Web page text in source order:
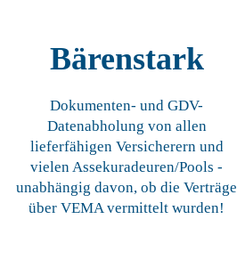
Bärenstark
Dokumenten- und GDV-
Datenabholung von allen
lieferfähigen Versicherern und
vielen Assekuradeuren/Pools -
unabhängig davon, ob die Verträge
über VEMA vermittelt wurden!